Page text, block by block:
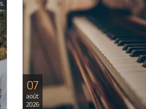
07
août
2026